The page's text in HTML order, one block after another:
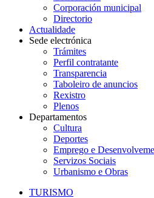
Corporación municipal
Directorio
Actualidade
Sede electrónica
Trámites
Perfil contratante
Transparencia
Taboleiro de anuncios
Rexistro
Plenos
Departamentos
Cultura
Deportes
Emprego e
Servizos Sociais
Urbanismo e Obras
TURISMO